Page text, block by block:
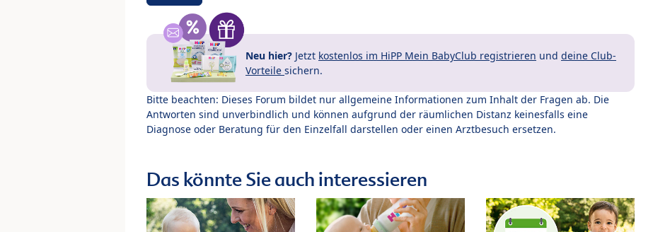
Neu hier? Jetzt kostenlos im HiPP Mein BabyClub registrieren und deine Club-
Vorteile sichern.
Bitte beachten: Dieses Forum bildet nur allgemeine Informationen zum Inhalt der Fragen ab. Die
Antworten sind unverbindlich und können aufgrund der räumlichen Distanz keinesfalls eine
Diagnose oder Beratung für den Einzelfall darstellen oder einen Arztbesuch ersetzen.
Das könnte Sie auch interessieren